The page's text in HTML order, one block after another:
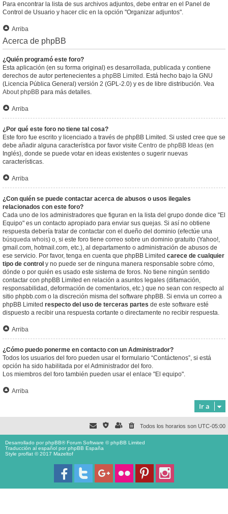
Para encontrar la lista de sus archivos adjuntos, debe entrar en el Panel de
Control de Usuario y hacer clic en la opción "Organizar adjuntos".
Arriba
Acerca de phpBB
¿Quién programó este foro?
Esta aplicación (en su forma original) es desarrollada, publicada y contiene
derechos de autor pertenecientes a phpBB Limited . Está hecho bajo la GNU
(Licencia Pública General) versión 2 (GPL-2.0) y es de libre distribución. Vea
About phpBB para más detalles.
Arriba
¿Por qué este foro no tiene tal cosa?
Este foro fue escrito y licenciado a través de phpBB Limited. Si usted cree que se
debe añadir alguna característica por favor visite Centro de phpBB Ideas (en
Inglés), donde se puede votar en ideas existentes o sugerir nuevas
características.
Arriba
¿Con quién se puede contactar acerca de abusos o usos ilegales
relacionados con este foro?
Cada uno de los administradores que figuran en la lista del grupo donde dice "El
Equipo" es un contacto apropiado para enviar sus quejas. Si así no obtiene
respuesta debería tratar de contactar con el dueño del dominio (efectúe una
búsqueda whois) o, si este foro tiene correo sobre un dominio gratuito (Yahoo!,
gmail.com, hotmail.com, etc.), al departamento o administración de abusos de
ese servicio. Por favor, tenga en cuenta que phpBB Limited carece de cualquier
tipo de control y no puede ser de ninguna manera responsable sobre cómo,
dónde o por quién es usado este sistema de foros. No tiene ningún sentido
contactar con phpBB Limited en relación a asuntos legales (difamación,
responsabilidad, deformación de comentarios, etc.) que no sean con respecto al
sitio phpbb.com o la discreción misma del software phpBB. Si envia un correo a
phpBB Limited respecto del uso de terceras partes de este software esté
dispuesto a recibir una respuesta cortante o directamente no recibir respuesta.
Arriba
¿Cómo puedo ponerme en contacto con un Administrador?
Todos los usuarios del foro pueden usar el formulario “Contáctenos”, si está
opción ha sido habilitada por el Administrador del foro.
Los miembros del foro también pueden usar el enlace "El equipo".
Arriba
Ir a
Todos los horarios son UTC-05:00
Desarrollado porphpBB® Forum Software © phpBB Limited
Traducción al español porphpBB España
Style proflat © 2017 Mazeltof